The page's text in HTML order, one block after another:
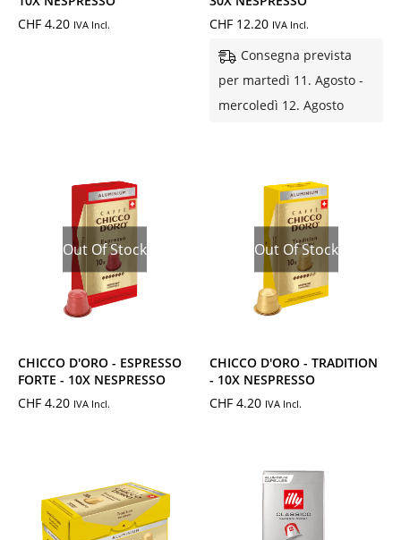
CHF 4.20 IVA Incl.
CHF 12.20 IVA Incl.
Consegna prevista
per martedì 11. Agosto -
mercoledì 12. Agosto
Out Of Stock
CHICCO D'ORO - ESPRESSO
FORTE - 10X NESPRESSO
CHF 4.20 IVA Incl.
Out Of Stock
CHICCO D'ORO - TRADITION
- 10X NESPRESSO
CHF 4.20 IVA Incl.